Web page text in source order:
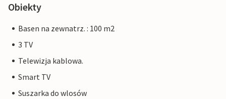
Obiekty
Basen na zewnatrz. : 100 m2
3 TV
Telewizja kablowa.
Smart TV
Suszarka do wlosów